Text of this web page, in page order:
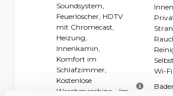
Soundsystem,
Feuerlöscher, HDTV
mit Chromecast,
Heizung,
Innenkamin,
Komfort im
Schlafzimmer,
Kostenlose
Waschmaschine – Im
Wi-Fi